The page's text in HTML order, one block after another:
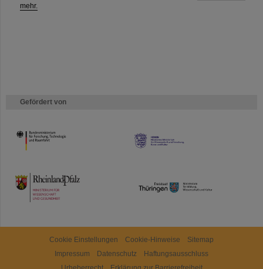
mehr.
Gefördert von
HMWK
TMWWDG
Cookie Einstellungen Cookie-Hinweise
Sitemap
Impressum
Datenschutz
Haftungsausschluss